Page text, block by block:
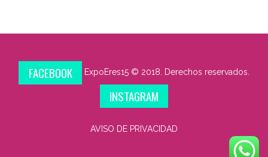
FACEBOOK ExpoEres15 © 2018. Derechos reservados.
INSTAGRAM
AVISO DE PRIVACIDAD